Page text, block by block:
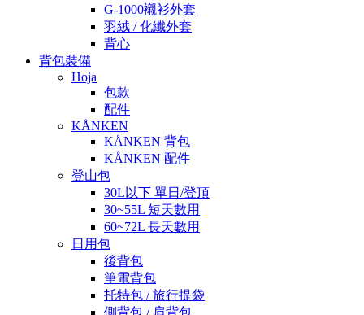
G-1000襯衫外套
羽絨 / 化纖外套
背心
背包裝備
Hoja
包款
配件
KÅNKEN
KÅNKEN 背包
KÅNKEN 配件
登山包
30L以下 單日/登頂
30~55L 短天數用
60~72L 長天數用
日用包
後背包
筆電背包
托特包 / 旅行提袋
側背包 / 肩背包